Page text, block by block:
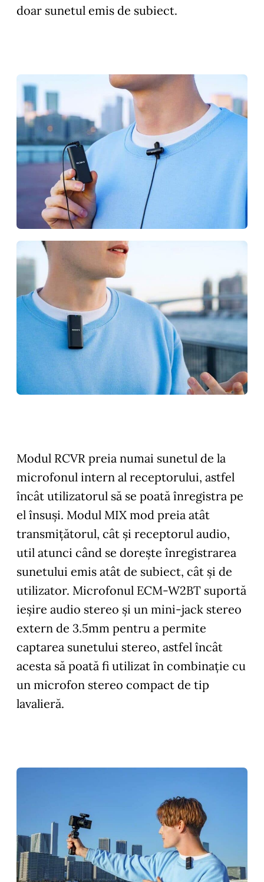
doar sunetul emis de subiect.
Modul RCVR preia numai sunetul de la
microfonul intern al receptorului, astfel
încât utilizatorul să se poată înregistra pe
el însuși. Modul MIX mod preia atât
transmițătorul, cât și receptorul audio,
util atunci când se dorește înregistrarea
sunetului emis atât de subiect, cât și de
utilizator. Microfonul ECM-W2BT suportă
ieșire audio stereo și un mini-jack stereo
extern de 3.5mm pentru a permite
captarea sunetului stereo, astfel încât
acesta să poată fi utilizat în combinație cu
un microfon stereo compact de tip
lavalieră.